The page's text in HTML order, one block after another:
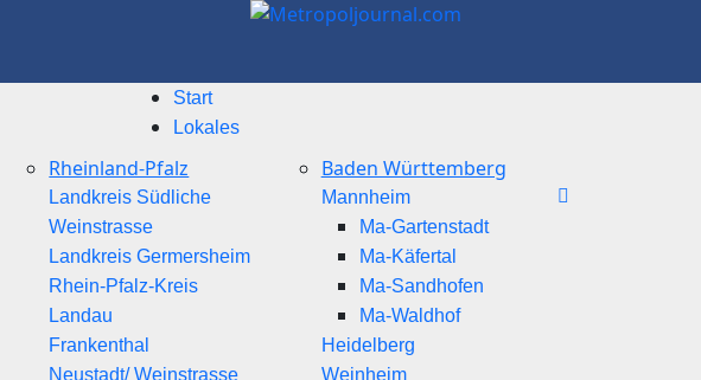
Start
Lokales
Rheinland-Pfalz
Landkreis Südliche
Weinstrasse
Landkreis Germersheim
Rhein-Pfalz-Kreis
Landau
Frankenthal
Neustadt/ Weinstrasse
Baden Württemberg
Mannheim
Ma-Gartenstadt
Ma-Käfertal
Ma-Sandhofen
Ma-Waldhof
Heidelberg
Weinheim